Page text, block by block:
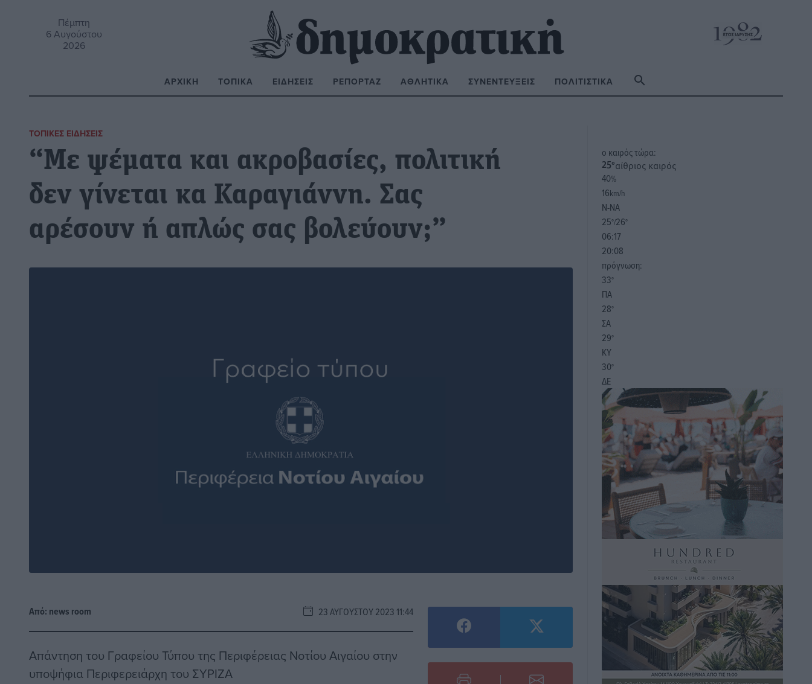
Πέμπτη
6 Αυγούστου
2026
ΑΡΧΙΚΉ ΤΟΠΙΚΆ ΕΙΔΉΣΕΙΣ ΡΕΠΟΡΤΆΖ ΑΘΛΗΤΙΚΆ ΣΥΝΕΝΤΕΎΞΕΙΣ ΠΟΛΙΤΙΣΤΙΚΆ
ΤΟΠΙΚΈΣ ΕΙΔΉΣΕΙΣ
“Με ψέματα και ακροβασίες, πολιτική
δεν γίνεται κα Καραγιάννη. Σας
αρέσουν ή απλώς σας βολεύουν;”
Από: news room 23 ΑΥΓΟΎΣΤΟΥ 2023 11:44
Απάντηση του Γραφείου Τύπου της Περιφέρειας Νοτίου Αιγαίου στην
υποψήφια Περιφερειάρχη του ΣΥΡΙΖΑ
o καιρός τώρα:
25°αίθριος καιρός
40%
16km/h
Ν-ΝΑ
25°/26°
06:17
20:08
πρόγνωση:
33°
ΠΑ
28°
ΣΑ
29°
ΚΥ
30°
ΔΕ